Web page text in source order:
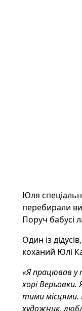
Юля
перебирали
Поруч бабусі
Один із
коханий Юлі
«Я працював у
хорі
тими
художник,